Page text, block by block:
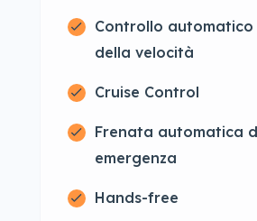
Controllo
della velocità
Cruise Control
Frenata automatica
emergenza
Hands-free